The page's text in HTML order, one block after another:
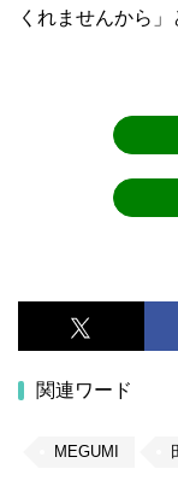
くれませんから」
関連ワード
MEGUMI